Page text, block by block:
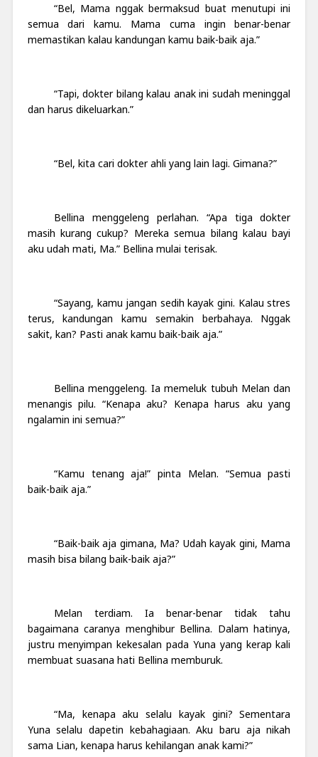
“Bel, Mama nggak bermaksud buat menutupi ini
semua dari kamu. Mama cuma ingin benar-benar
memastikan kalau kandungan kamu baik-baik aja.”
“Tapi, dokter bilang kalau anak ini sudah meninggal
dan harus dikeluarkan.”
“Bel, kita cari dokter ahli yang lain lagi. Gimana?”
Bellina menggeleng perlahan. “Apa tiga dokter
masih kurang cukup? Mereka semua bilang kalau bayi
aku udah mati, Ma.” Bellina mulai terisak.
“Sayang, kamu jangan sedih kayak gini. Kalau stres
terus, kandungan kamu semakin berbahaya. Nggak
sakit, kan? Pasti anak kamu baik-baik aja.”
Bellina menggeleng. Ia memeluk tubuh Melan dan
menangis pilu. “Kenapa aku? Kenapa harus aku yang
ngalamin ini semua?”
“Kamu tenang aja!” pinta Melan. “Semua pasti
baik-baik aja.”
“Baik-baik aja gimana, Ma? Udah kayak gini, Mama
masih bisa bilang baik-baik aja?”
Melan terdiam. Ia benar-benar tidak tahu
bagaimana caranya menghibur Bellina. Dalam hatinya,
justru menyimpan kekesalan pada Yuna yang kerap kali
membuat suasana hati Bellina memburuk.
“Ma, kenapa aku selalu kayak gini? Sementara
Yuna selalu dapetin kebahagiaan. Aku baru aja nikah
sama Lian, kenapa harus kehilangan anak kami?”